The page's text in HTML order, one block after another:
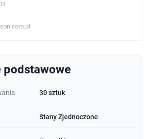
podstawowe
30 sztuk
Stany Zjednoczone